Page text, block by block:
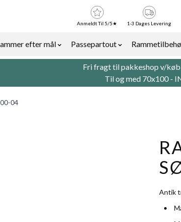
efter mål
Passepartout
Anmeldt Til 5/5★ 1-3 Dages Levering
Fri fragt til pakkeshop v/køb
Til og med 70x100 -
04
Antik